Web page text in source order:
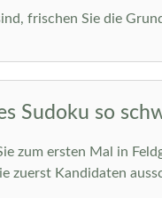
frischen Sie die
Sudoku so
zum ersten Mal in
zuerst Kandidaten